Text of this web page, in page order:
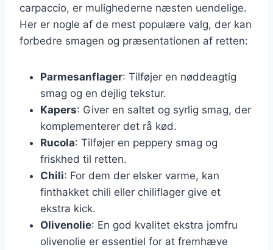
carpaccio, er mulighederne næsten uendelige.
Her er nogle af de mest populære valg, der kan
forbedre smagen og præsentationen af retten:
Parmesanflager: Tilføjer en nøddeagtig
smag og en dejlig tekstur.
Kapers: Giver en saltet og syrlig smag, der
komplementerer det rå kød.
Rucola: Tilføjer en peppery smag og
friskhed til retten.
Chili: For dem der elsker varme, kan
finthakket chili eller chiliflager give et
ekstra kick.
Olivenolie: En god kvalitet ekstra jomfru
olivenolie er essentiel for at fremhæve